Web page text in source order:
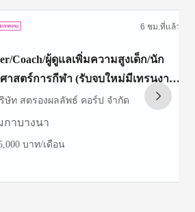
6 ชม.ที่แล้ว
Coach/ผู้ดูแลเพิ่มความสูงเด็ก/นัก
าสตร์การกีฬา (รับจบใหม่มีเทรนงาน
ษัท สตรองผลลัพธ์ คอร์ป จำกัด
กาบางนา
บาท/เดือน